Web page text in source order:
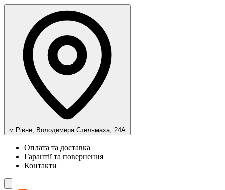
м.Рівне, Володимира Стельмаха, 24А
Оплата та доставка
Гарантії та повернення
Контакти